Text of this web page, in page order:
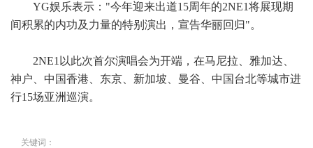
YG娱乐表示："今年迎来出道15周年的2NE1将展现期
间积累的内功及力量的特别演出，宣告华丽回归"。
2NE1以此次首尔演唱会为开端，在马尼拉、雅加达、
神户、中国香港、东京、新加坡、曼谷、中国台北等城市进
行15场亚洲巡演。
关键词：